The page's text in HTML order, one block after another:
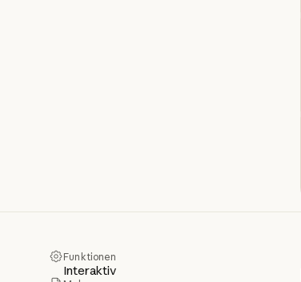
Funktionen
Interaktiv